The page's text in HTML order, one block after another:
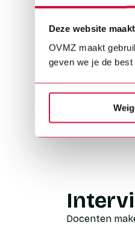
Deze website
OVMZ maakt
geven we je de
aansluiten op
het examen.
leerjaar hebt
verder aan
De docenten
onderdelen
aan sterk en
Docenten